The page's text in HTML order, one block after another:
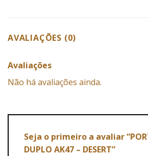
AVALIAÇÕES (0)
Avaliações
Não há avaliações ainda.
Seja o primeiro a avaliar
DUPLO AK47 – DESERT”